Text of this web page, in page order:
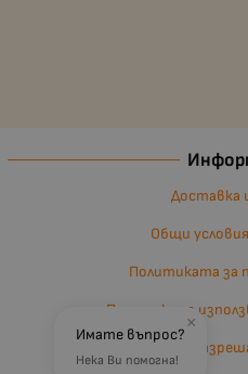
Доставка
Общи
Политиката за
Политика за
Въпроси и
×
Имате въпрос?
Нека Ви помогна!